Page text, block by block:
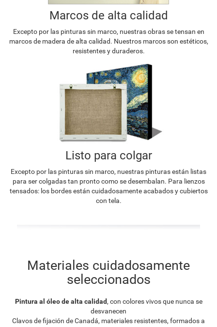
Marcos de alta calidad
Excepto por las pinturas sin marco, nuestras obras se tensan en
marcos de madera de alta calidad. Nuestros marcos son estéticos,
resistentes y duraderos.
Listo para colgar
Excepto por las pinturas sin marco, nuestras pinturas están listas
para ser colgadas tan pronto como se desembalan. Para lienzos
tensados: los bordes están cuidadosamente acabados y cubiertos
con tela.
Materiales cuidadosamente
seleccionados
Pintura al óleo de alta calidad, con colores vivos que nunca se
desvanecen
Clavos de fijación de Canadá, materiales resistentes, formados a